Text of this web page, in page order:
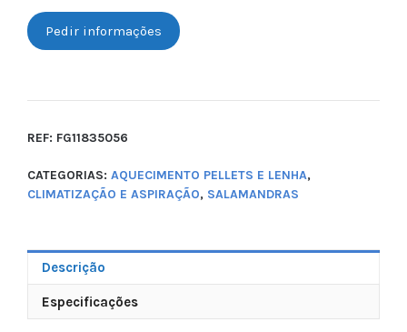
Pedir informações
REF: FG11835056
CATEGORIAS: AQUECIMENTO PELLETS E LENHA,
CLIMATIZAÇÃO E ASPIRAÇÃO, SALAMANDRAS
Descrição
Especificações